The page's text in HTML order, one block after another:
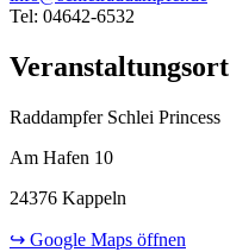
Tel: 04642-6532
Veranstaltungsort
Raddampfer Schlei Princess
Am Hafen 10
24376 Kappeln
↪ Google Maps öffnen